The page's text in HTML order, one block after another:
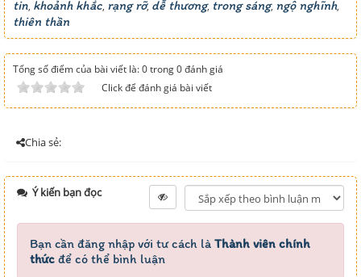
tin, khoảnh khắc, rạng rỡ, dễ thương, trong sáng, ngộ nghĩnh,
thiên thần
Tổng số điểm của bài viết là: 0 trong 0 đánh giá
Click để đánh giá bài viết
Chia sẻ:
Ý kiến bạn đọc
Bạn cần đăng nhập với tư cách là Thành viên chính
thức để có thể bình luận